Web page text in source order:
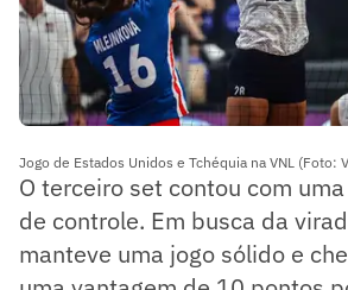
Jogo de Estados Unidos e Tchéquia na VNL (Foto:
O terceiro set contou com
de controle. Em busca da
manteve uma jogo sólido e